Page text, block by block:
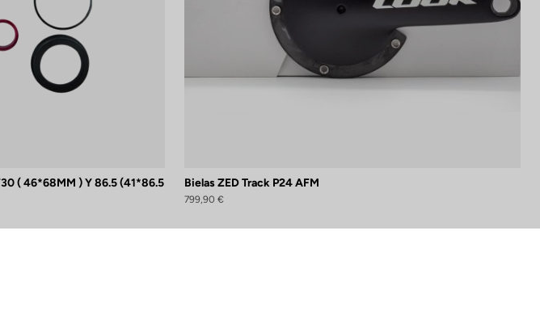
( 46*68MM ) Y 86.5 (41*86.5
Bielas ZED Track P24 AFM
799,90 €
de las regulaciones. Personaliza tus preferencias para controlar cómo se maneja tu información.